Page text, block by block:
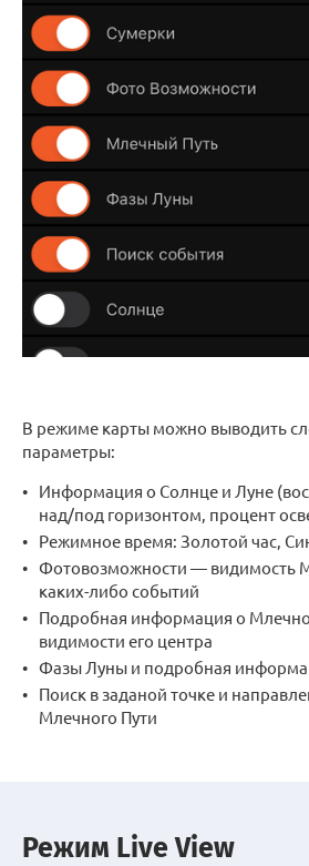
В режиме карты можно выводить
параметры:
Информация о Солнце и Луне
над/под горизонтом, процент
Режимное время: Золотой час,
Фотовозможности — видимость
каких-либо событий
Подробная информация о
видимости его центра
Фазы Луны и подробная
Поиск в заданой точке и
Млечного Пути
Режим Live View